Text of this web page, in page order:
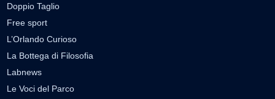
Doppio Taglio
Free sport
L’Orlando Curioso
La Bottega di Filosofia
Labnews
Le Voci del Parco